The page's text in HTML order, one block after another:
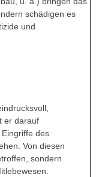
schädigen es
und
er darauf
des
Von diesen
sondern